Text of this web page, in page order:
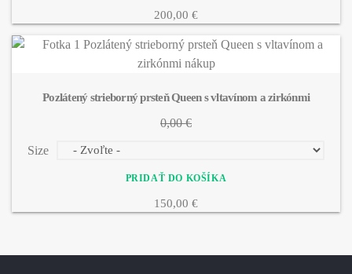
200,00 €
Pozlátený strieborný prsteň Queen s vltavínom a zirkónmi
0,00 €
Size
150,00 €